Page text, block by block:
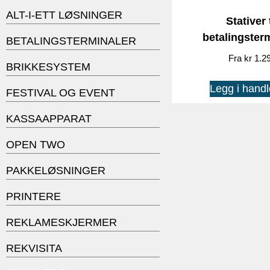
ALT-I-ETT LØSNINGER
BETALINGSTERMINALER
BRIKKESYSTEM
FESTIVAL OG EVENT
KASSAAPPARAT
OPEN TWO
PAKKELØSNINGER
PRINTERE
REKLAMESKJERMER
REKVISITA
Stativer
kr
Legg i